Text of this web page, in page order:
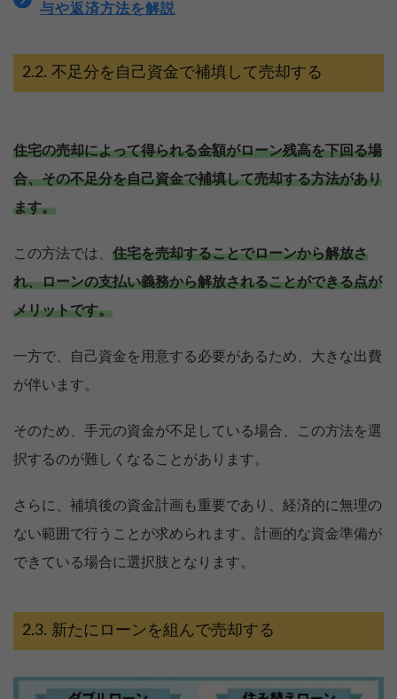
与や返済方法を解説
不足分を自己資金で補填して売却する
住宅の売却によって得られる金額がローン残高を下回る場
合、その不足分を自己資金で補填して売却する方法があり
ます。
この方法では、 住宅を売却することでローンから解放さ
れ、ローンの支払い義務から解放されることができる点が
メリットです。
一方で、自己資金を用意する必要があるため、大きな出費
が伴います。
そのため、手元の資金が不足している場合、この方法を選
択するのが難しくなることがあります。
さらに、補填後の資金計画も重要であり、経済的に無理の
ない範囲で行うことが求められます。計画的な資金準備が
できている場合に選択肢となります。
新たにローンを組んで売却する